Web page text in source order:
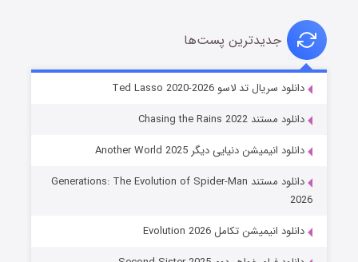
خاندان اژدها فصل ۳
جدیدترین پست‌ها
دانلود سریال تد لاسو Ted Lasso 2020-2026
دانلود مستند Chasing the Rains 2022
دانلود انیمیشن دنیایی دیگر Another World 2025
دانلود مستند Generations: The Evolution of Spider-Man
2026
دانلود انیمیشن تکامل Evolution 2026